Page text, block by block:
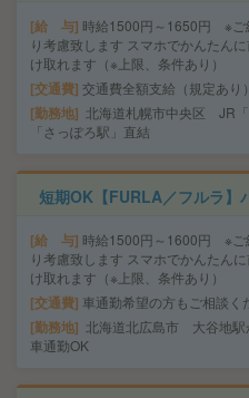
給 与 時給1500円～1650円 ※ご
り考慮致します スマホでかんたん
け取れます（※上限、条件あり）
交通費 交通費全額支給（規定あり）
勤務地
北海道札幌市中央区 JR
「さっぽろ駅」直結
短期OK【FURLA／フルラ
給 与 時給1500円～1600円 ※ご
り考慮致します スマホでかんたん
け取れます（※上限、条件あり）
交通費 車通勤希望の方もご相談く
勤務地
北海道北広島市 大谷地
車通勤OK